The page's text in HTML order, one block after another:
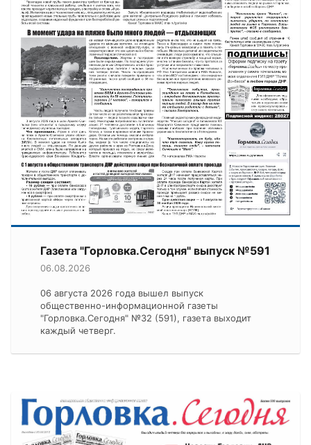
Газета "Горловка.Сегодня" выпуск №591
06.08.2026
06 августа 2026 года вышел выпуск
общественно-информационной газеты
"Горловка.Сегодня" №32 (591), газета выходит
каждый четверг.